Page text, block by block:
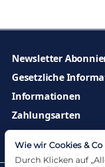
Gesetzliche
Informationen
Zahlungsarten
Wir sind Profis und
Newsletter
Wie wir Cookies &
Durch Klicken auf